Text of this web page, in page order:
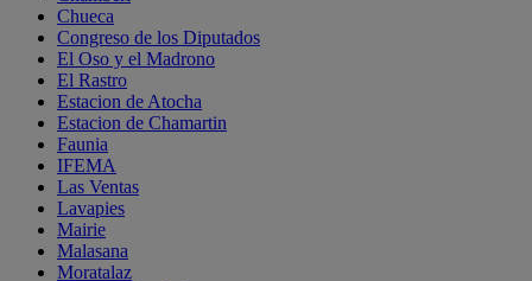
Chueca
Congreso de los Diputados
El Oso y el Madrono
El Rastro
Estacion de Atocha
Estacion de Chamartin
Faunia
IFEMA
Las Ventas
Lavapies
Mairie
Malasana
Moratalaz